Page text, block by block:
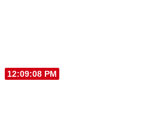
12:09:09 PM